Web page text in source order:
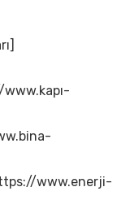
www.enerji-